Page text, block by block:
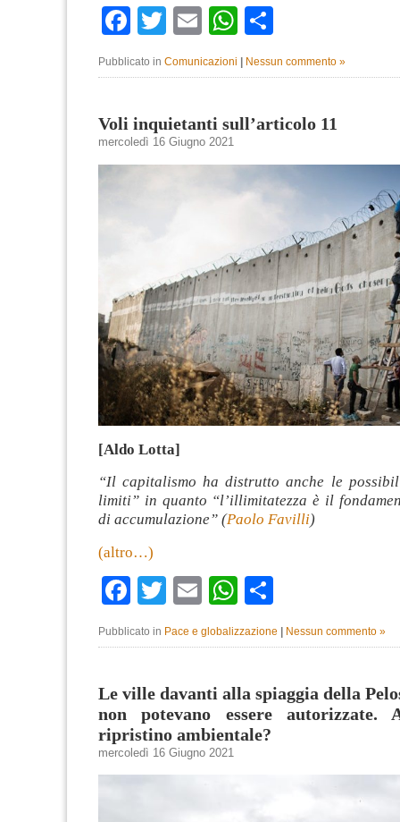
Facebook
TwitterEmailWhatsApp
Pubblicato in Comunicazioni Nessun commento »
Voli inquietanti sull’articolo 11
mercoledì 16 Giugno 2021
[Aldo Lotta]
“Il capitalismo ha distrutto anche le
limiti” in quanto “l’illimitatezza è il
di accumulazione” (Paolo Favilli)
(altro…)
Facebook
Twitter
EmailWhatsApp
Pubblicato in Pace e globalizzazione | Nessun commento »
Le ville davanti alla spiaggia della
non potevano essere autorizzate.
ripristino ambientale?
mercoledì 16 Giugno 2021